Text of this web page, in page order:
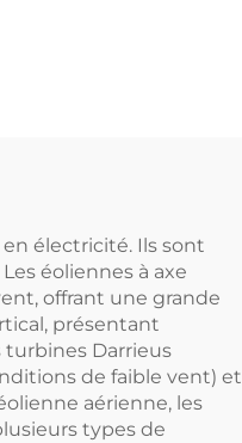
électricité. Ils sont
éoliennes à axe
offrant une grande
présentant
Darrieus
de faible vent) et
aérienne, les
types de